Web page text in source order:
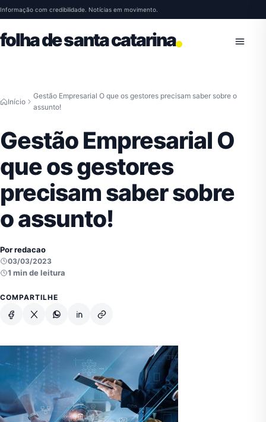
Pular para o conteúdo
Informação com credibilidade. Notícias em movimento.
folha de santa catarina Abrir
Início
Gestão Empresarial O que os gestores precisam saber sobre o
assunto!
Gestão Empresarial O
que os gestores
precisam saber sobre
o assunto!
Por redacao
03/03/2023
1 min de leitura
COMPARTILHE
Facebook WhatsappLinkedinCopiar link